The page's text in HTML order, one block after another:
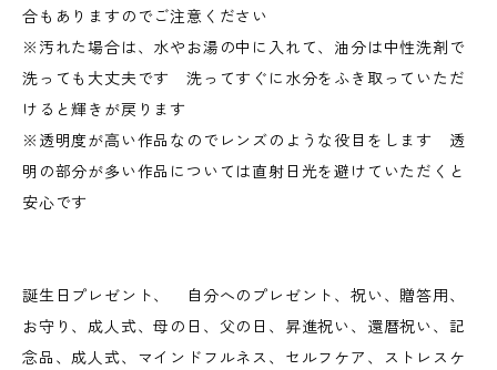
合もありますのでご注意ください
※汚れた場合は、水やお湯の中に入れて、油分は中性洗剤で
洗っても大丈夫です 洗ってすぐに水分をふき取っていただ
けると輝きが戻ります
※透明度が高い作品なのでレンズのような役目をします 透
明の部分が多い作品については直射日光を避けていただくと
安心です
誕生日プレゼント、 自分へのプレゼント、祝い、贈答用、
お守り、成人式、母の日、父の日、昇進祝い、還暦祝い、記
念品、成人式、マインドフルネス、セルフケア、ストレスケ